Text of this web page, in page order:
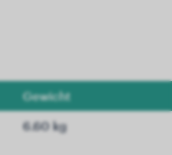
Gewicht
6.60 kg